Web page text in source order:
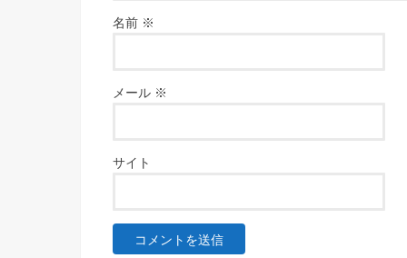
名前 ※
メール ※
サイト